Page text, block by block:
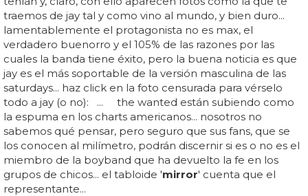
traemos de jay tal y como vino al mundo, y bien duro...
lamentablemente el protagonista no es max, el
verdadero buenorro y el 105% de las razones por las
cuales la banda tiene éxito, pero la buena noticia es que
jay es el más soportable de la versión masculina de las
saturdays... haz click en la foto censurada para vérselo
todo a jay (o no): ... the wanted están subiendo como
la espuma en los charts americanos... nosotros no
sabemos qué pensar, pero seguro que sus fans, que se
los conocen al milímetro, podrán discernir si es o no es el
miembro de la boyband que ha devuelto la fe en los
grupos de chicos... el tabloide 'mirror' cuenta que el
representante...